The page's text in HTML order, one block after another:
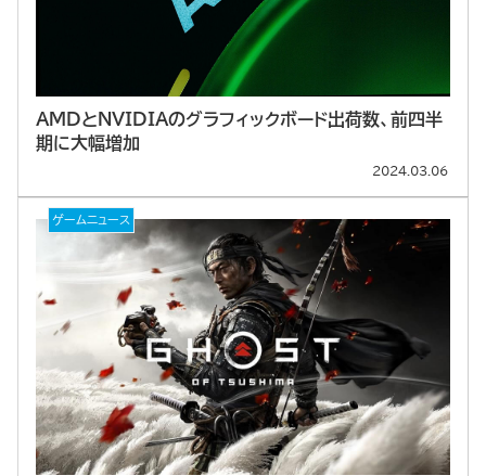
AMDとNVIDIAのグラフィックボード出荷数、前四半
期に大幅増加
2024.03.06
ゲームニュース